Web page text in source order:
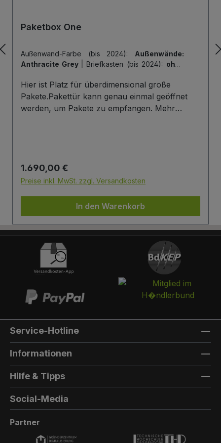
Paketbox One
Außenwand-Farbe (bis 2024): Außenwände:
Anthracite Grey
Briefkasten (bis 2024): ohne
Hintertür | Tiefe der Paketbox (bis 2024):
cm Außenmaß (Standard) | Tür-Farbe (bis
2024):Tür: Anthracite Grey
Hier ist Platz für überdimensional große
Pakete.Pakettür kann genau einmal geöffnet
werden, um Pakete zu empfangen. Mehr
Die Tür wird immer mit einem Halbzylinder
ausgestattet. Das heißt, Sie können den selben
Ihrer Haustüre haben und die Paketbox mit
dem selben Schlüssel öffnen.
Briefkasten:Optional kann ein Briefkasten
integriert werden. Die Post landet in einem
separaten und absperrbaren Auffangkorb.
Hintertür:Auf der Rückseite können Sie eine
Hintertür integrieren. Die Farbe der Hintertür ist
immer die gleiche Farbe, wie die Türfarbe
vorne. Außenmaterial: 8mm HPL(High
Firma Trespa Bei Sonderfarbe: Bezeichnung
der TürfarbeGeben Sie hier den Namen Ihrer
Wunschfarbe an.Die Lieferzeit bei
Sonderfarben verlängert sich um 5 bis 6
AußenfarbeGeben Sie hier den Namen der
Wunschfarbe an.Hinweis: Falls Sie die Türfarbe
in der selben Farbe wie die Außenwandfarbe
berechnet wird.Die Lieferzeit bei Sonderfarben
Regulärer Preis:
1.690,00 €
Preise inkl. MwSt. zzgl. Versandkosten
In den Warenkorb
Service-Hotline
Informationen
Hilfe & Tipps
Social-Media
Partner